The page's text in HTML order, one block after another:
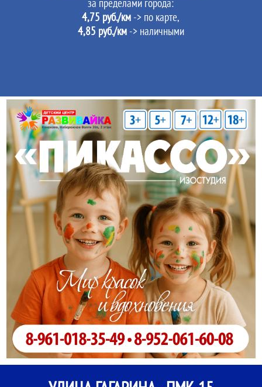
за пределами города:
4,75 руб./км -> по карте,
4,85 руб./км-> наличными